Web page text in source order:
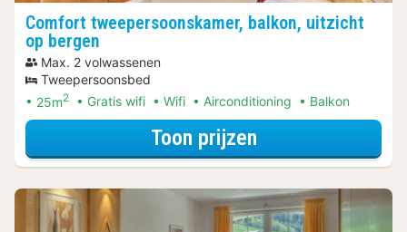
Comfort tweepersoonskamer, balkon, uitzicht
op bergen
Max. 2 volwassenen
Tweepersoonsbed
25m2 Gratis wifi Wifi Airconditioning Balkon
Toon prijzenvoor Comfort